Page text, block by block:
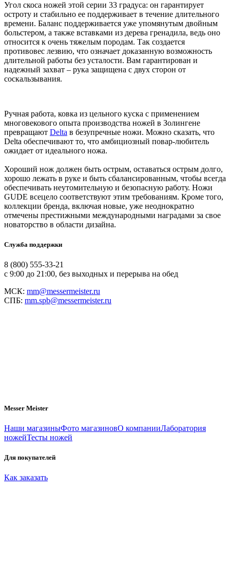
Угол скоса ножей этой серии 33 градуса: он гарантирует
остроту и стабильно ее поддерживает в течение длительного
времени. Баланс поддерживается уже упомянутым двойным
больстером, а также вставками из дерева гренадила, ведь оно
относится к очень тяжелым породам. Так создается
противовес лезвию, что означает доказанную возможность
длительной работы без усталости. Вам гарантирован и
надежный захват – рука защищена с двух сторон от
соскальзывания.
Ручная работа, ковка из цельного куска с применением
многовекового опыта производства ножей в Золингене
превращают Delta в безупречные ножи. Можно сказать, что
Delta обеспечивают то, что амбициозный повар-любитель
ожидает от идеального ножа.
Хороший нож должен быть острым, оставаться острым долго,
хорошо лежать в руке и быть сбалансированным, чтобы всегда
обеспечивать неутомительную и безопасную работу. Ножи
GUDE всецело соответствуют этим требованиям. Кроме того,
коллекции бренда, включая новые, уже неоднократно
отмечены престижными международными наградами за свое
новаторство в области дизайна.
Служба поддержки
8 (800) 555-33-21
с 9:00 до 21:00, без выходных и перерыва на обед
МСК: mm@messermeister.ru
СПБ: mm.spb@messermeister.ru
Messer Meister
Наши магазиныФото магазиновО компанииЛаборатория
ножейТесты ножей
Для покупателей
Как заказать